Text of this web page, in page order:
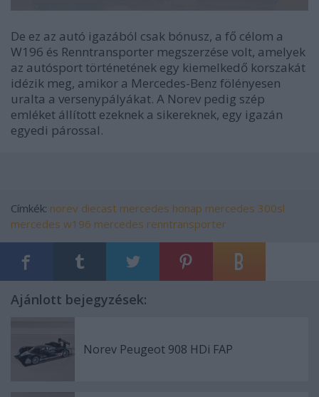
De ez az autó igazából csak bónusz, a fő célom a
W196 és Renntransporter megszerzése volt, amelyek
az autósport történetének egy kiemelkedő korszakát
idézik meg, amikor a Mercedes-Benz fölényesen
uralta a versenypályákat. A Norev pedig szép
emléket állított ezeknek a sikereknek, egy igazán
egyedi párossal.
Címkék: norev diecast mercedes honap mercedes 300sl
mercedes w196 mercedes renntransporter
Ajánlott bejegyzések:
Norev Peugeot 908 HDi FAP